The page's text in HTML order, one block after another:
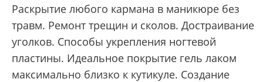
Раскрытие любого кармана в маникюре без
травм. Ремонт трещин и сколов. Достраивание
уголков. Способы укрепления ногтевой
пластины. Идеальное покрытие гель лаком
максимально близко к кутикуле. Создание